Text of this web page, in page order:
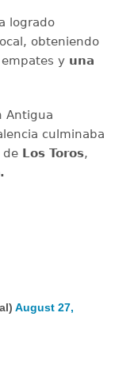
logrado
obteniendo
y una
Antigua
culminaba
de Los Toros,
August 27,